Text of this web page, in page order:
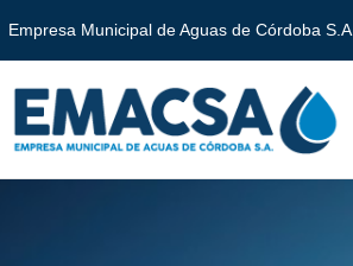
Empresa Municipal de Aguas de Córdoba S.A.